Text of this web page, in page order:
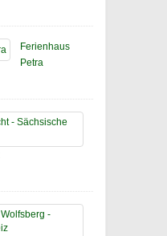
Ferienhaus
Petra